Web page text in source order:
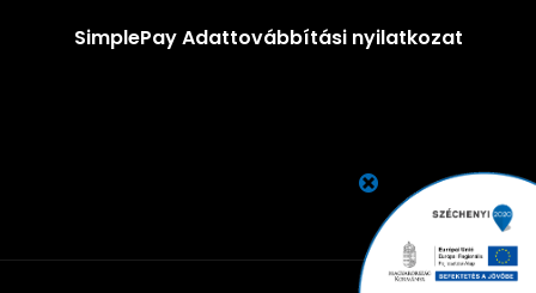
SimplePay Adattovábbítási nyilatkozat